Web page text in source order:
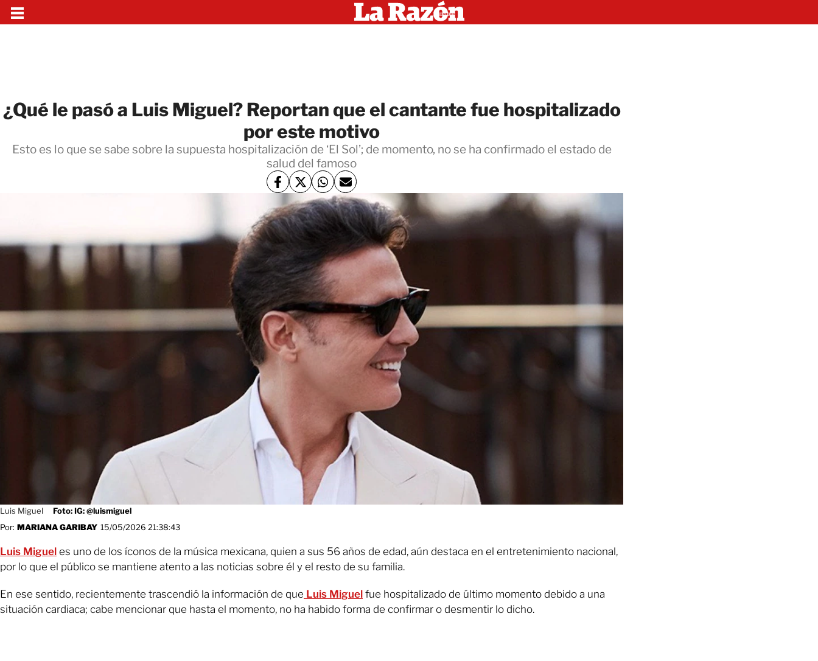
¿Qué le pasó a Luis Miguel? Reportan que el cantante fue hospitalizado
por este motivo
Esto es lo que se sabe sobre la supuesta hospitalización de ‘El Sol’; de momento, no se ha confirmado el estado de
salud del famoso
Luis Miguel
Foto: IG: @luismiguel
Por: MARIANA GARIBAY 15/05/2026 21:38:43
Luis Miguel es uno de los íconos de la música mexicana, quien a sus 56 años de edad, aún destaca en el entretenimiento nacional,
por lo que el público se mantiene atento a las noticias sobre él y el resto de su familia.
En ese sentido, recientemente trascendió la información de que Luis Miguel fue hospitalizado de último momento debido a una
situación cardiaca; cabe mencionar que hasta el momento, no ha habido forma de confirmar o desmentir lo dicho.